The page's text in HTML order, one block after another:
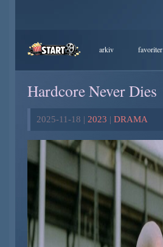
arkiv favoriter
Hardcore Never Dies
2025-11-18 | 2023 | DRAMA